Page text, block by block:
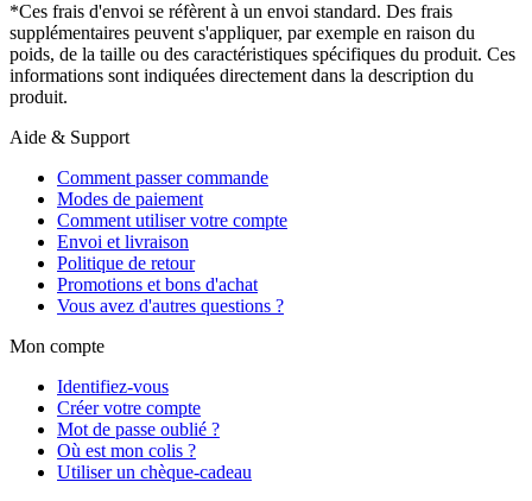
*Ces frais d'envoi se réfèrent à un envoi standard. Des frais
supplémentaires peuvent s'appliquer, par exemple en raison du
poids, de la taille ou des caractéristiques spécifiques du produit. Ces
informations sont indiquées directement dans la description du
produit.
Aide & Support
Comment passer commande
Modes de paiement
Comment utiliser votre compte
Envoi et livraison
Politique de retour
Promotions et bons d'achat
Vous avez d'autres questions ?
Mon compte
Identifiez-vous
Créer votre compte
Mot de passe oublié ?
Où est mon colis ?
Utiliser un chèque-cadeau